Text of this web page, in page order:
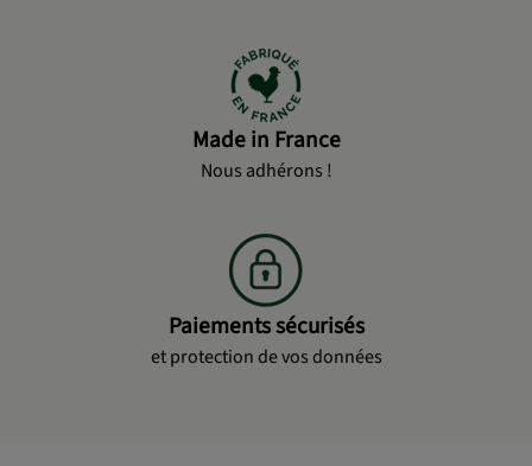
Made in France
Nous adhérons !
Paiements sécurisés
et protection de vos données